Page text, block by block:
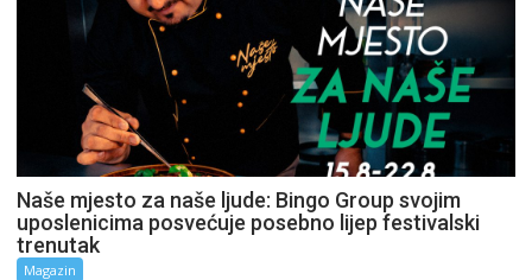
Naše mjesto za naše ljude: Bingo Group svojim
uposlenicima posvećuje posebno lijep festivalski
trenutak
Magazin